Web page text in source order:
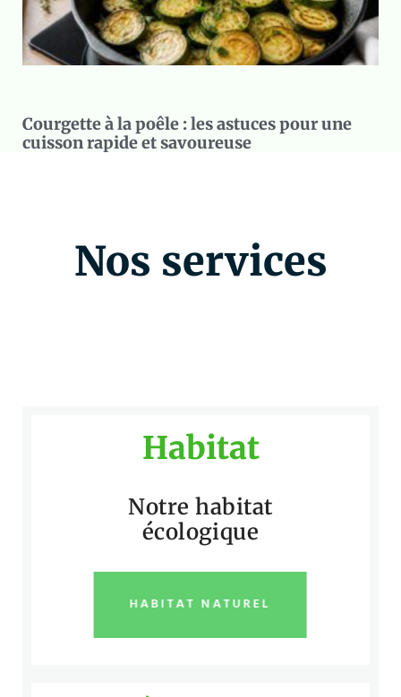
Courgette à la poêle : les astuces pour une
cuisson rapide et savoureuse
Nos services
Habitat
Notre habitat
écologique
HABITAT NATUREL